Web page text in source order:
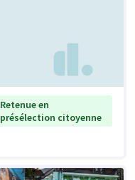
Retenue en
présélection citoyenne